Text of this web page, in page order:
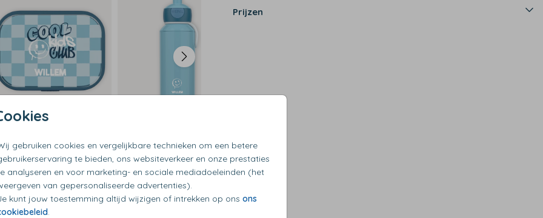
gebruiken cookies en vergelijkbare technieken om een betere
te bieden, ons websiteverkeer en onze prestaties
analyseren en voor marketing- en sociale mediadoeleinden (het
van gepersonaliseerde advertenties).
kunt jouw toestemming altijd wijzigen of intrekken op ons ons
Toilettas
Prijzen